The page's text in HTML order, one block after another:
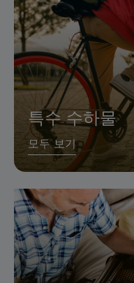
특수 수하물
모두 보기